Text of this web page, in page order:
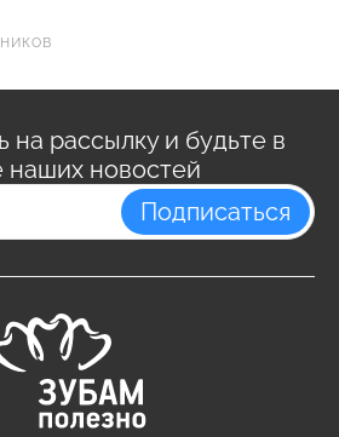
на рассылку и будьте в
наших новостей
Подписаться